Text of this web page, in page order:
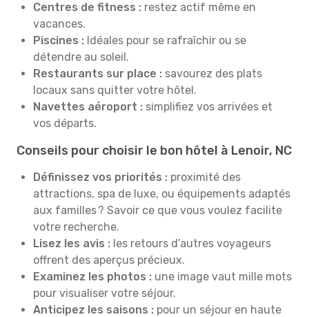
Centres de fitness : restez actif même en
vacances.
Piscines : Idéales pour se rafraîchir ou se
détendre au soleil.
Restaurants sur place : savourez des plats
locaux sans quitter votre hôtel.
Navettes aéroport : simplifiez vos arrivées et
vos départs.
Conseils pour choisir le bon hôtel à Lenoir, NC
Définissez vos priorités : proximité des
attractions, spa de luxe, ou équipements adaptés
aux familles ? Savoir ce que vous voulez facilite
votre recherche.
Lisez les avis : les retours d’autres voyageurs
offrent des aperçus précieux.
Examinez les photos : une image vaut mille mots
pour visualiser votre séjour.
Anticipez les saisons : pour un séjour en haute